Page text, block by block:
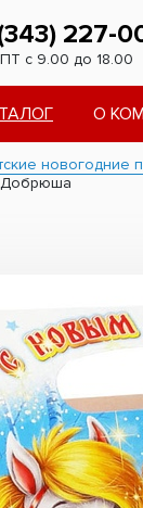
227-
с 9.00 до 18.00
О
новогодние
Добрюша